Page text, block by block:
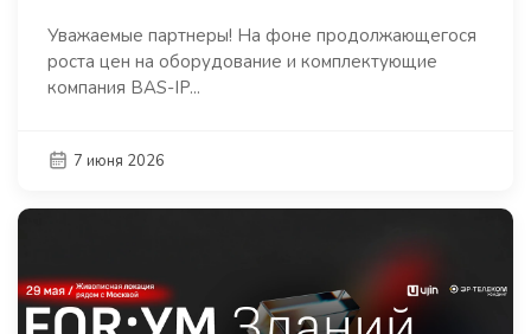
Уважаемые партнеры! На фоне продолжающегося
роста цен на оборудование и комплектующие
компания BAS-IP...
7 июня 2026